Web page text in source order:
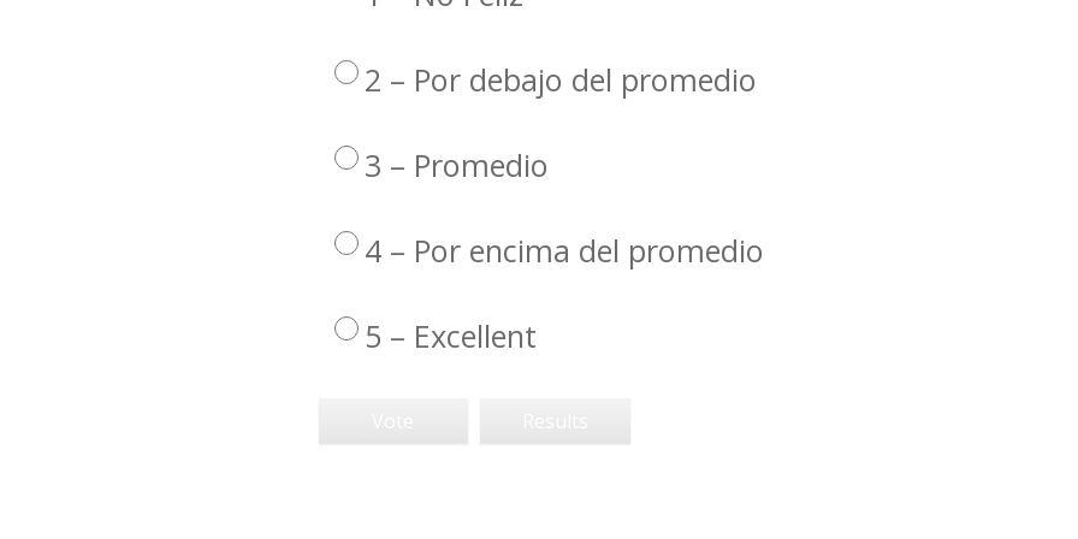
2 – Por debajo del promedio
3 – Promedio
4 – Por encima del promedio
5 – Excellent